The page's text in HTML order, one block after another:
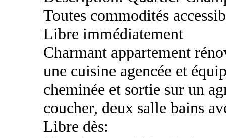
Toutes commodités
Libre immédiatement
Charmant appartement
une cuisine agencée et
cheminée et sortie sur un
coucher, deux salle bains
Libre dès: